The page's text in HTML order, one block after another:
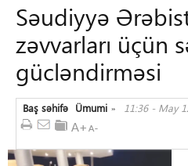
Səudiyyə
zəvvarları üçün
gücləndirməsi
Baş səhifə »
Ümumi 11:36 - May